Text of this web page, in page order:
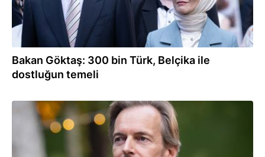
Bakan Göktaş: 300 bin Türk, Belçika ile
dostluğun temeli
21.07.2026